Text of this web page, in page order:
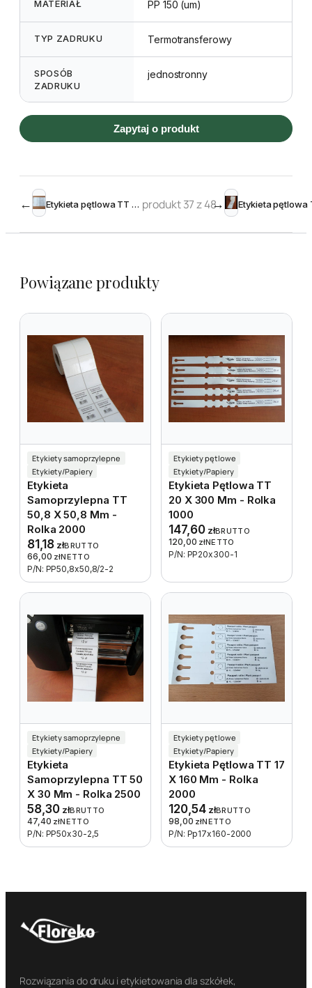
MATERIAŁ PP 150 (um)
TYP ZADRUKU Termotransferowy
SPOSÓB
ZADRUKU
jednostronny
Zapytaj o produkt
← Etykieta pętlowa TT 17 x 160 mm – rolka 2000 produkt 37 z 48→
Powiązane produkty
Etykiety samoprzylepne
Etykiety/Papiery
Etykieta
Samoprzylepna TT
50,8 X 50,8 Mm -
Rolka 2000
81,18 złBRUTTO
66,00 złNETTO
P/N: PP50,8x50,8/2-2
Etykiety pętlowe
Etykiety/Papiery
Etykieta Pętlowa TT
20 X 300 Mm - Rolka
1000
147,60 złBRUTTO
120,00 złNETTO
P/N: PP20x300-1
Etykiety samoprzylepne
Etykiety/Papiery
Etykieta
Samoprzylepna TT 50
X 30 Mm - Rolka 2500
58,30 złBRUTTO
47,40 złNETTO
P/N: PP50x30-2,5
Etykiety pętlowe
Etykiety/Papiery
Etykieta Pętlowa TT 17
X 160 Mm - Rolka
2000
120,54 złBRUTTO
98,00 złNETTO
P/N: Pp17x160-2000
Rozwiązania do druku i etykietowania dla szkółek,